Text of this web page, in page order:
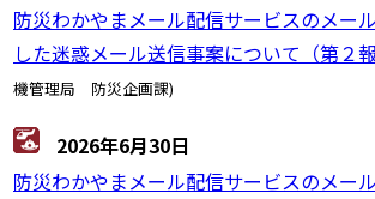
防災わかやまメール配信サービスのメー
した迷惑メール送信事案について（第２報
機管理局 防災企画課)
2026年6月30日
防災わかやまメール配信サービスのメー